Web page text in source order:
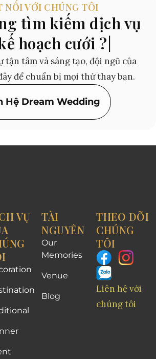
NỐI VỚI CHÚNG TÔI
tìm kiếm dịch vụ
hoạch cưới ?|
tận tâm và sáng tạo, đội ngũ của
để chuẩn bị mọi thứ thay bạn.
Hệ Dream Wedding
VỤ
TÀI
NGUYÊN
Our
Memories
Venue
Blog
THEO DÕI
CHÚNG
TÔI
Liên hệ với
chúng tôi